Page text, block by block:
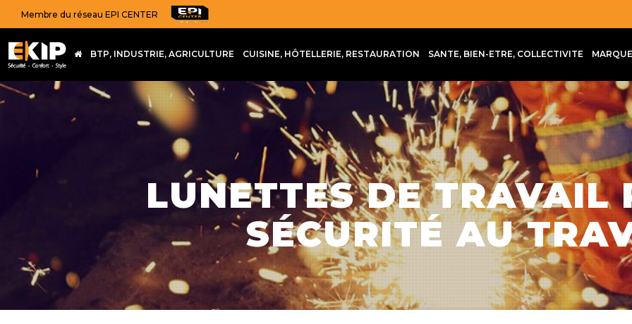
Membre du réseau EPI CENTER
BTP, INDUSTRIE, AGRICULTURE CUISINE, HÔTELLERIE, RESTAURATION SANTE, BIEN-ETRE, COLLECTIVITE
LUNETTES DE TRAVAIL
SÉCURITÉ AU